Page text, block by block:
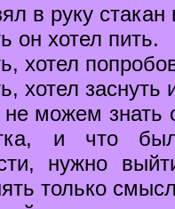
в руку
он хотел пить.
хотел
хотел заснуть
можем знать
и что
нужно
только